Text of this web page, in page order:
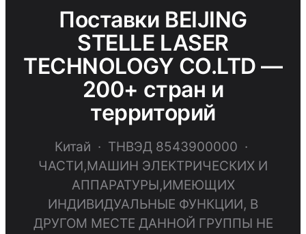
Поставки BEIJING
STELLE LASER
TECHNOLOGY CO.LTD —
200+ стран и
территорий
Китай · ТНВЭД 8543900000 ·
ЧАСТИ,МАШИН ЭЛЕКТРИЧЕСКИХ И
АППАРАТУРЫ,ИМЕЮЩИХ
ИНДИВИДУАЛЬНЫЕ ФУНКЦИИ, В
ДРУГОМ МЕСТЕ ДАННОЙ ГРУППЫ НЕ